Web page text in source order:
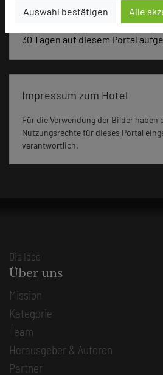
Auswahl bestätigen Alle
98 Seiten dieses Hotels wurden
30 Tagen auf diesem Portal
Impressum zum Hotel
Für die Verwendung der Bilder haben
Nutzungsrechte für dieses Portal
verantwortlich.
Die Idee
Über uns
Mission
Kategorie
Team
Herausgeber & Autoren
Partner